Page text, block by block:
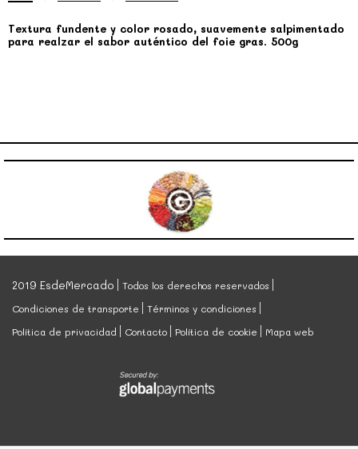
Textura fundente y color rosado, suavemente salpimentado
para realzar el sabor auténtico del foie gras. 500g
2019 EsdeMercado
Todos los derechos reservados
Condiciones de transporte
Términos y condiciones
Política de privacidad
Contacto Política de cookie Mapa web